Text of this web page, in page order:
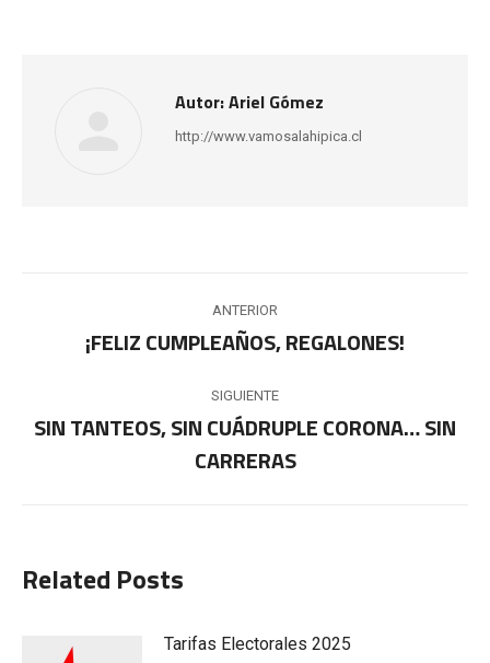
Autor:Ariel Gómez
http://www.vamosalahipica.cl
entre
publicaciones
ANTERIOR
Publicación
¡FELIZ CUMPLEAÑOS, REGALONES!
SIGUIENTE
siguiente:
SIN TANTEOS, SIN CUÁDRUPLE CORONA… SIN
CARRERAS
Related Posts
Tarifas Electorales 2025